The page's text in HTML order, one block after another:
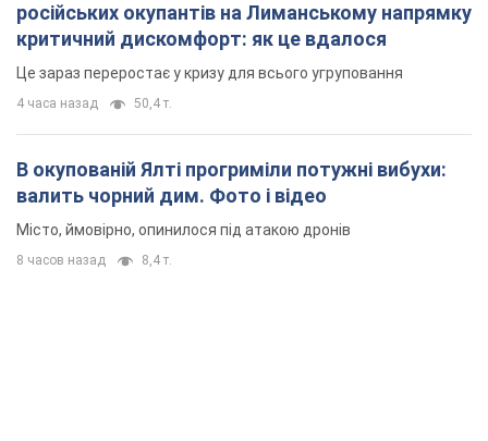
російських окупантів на Лиманському напрямку
критичний дискомфорт: як це вдалося
Це зараз переростає у кризу для всього угруповання
4 часа назад 50,4 т.
В окупованій Ялті прогриміли потужні вибухи:
валить чорний дим. Фото і відео
Місто, ймовірно, опинилося під атакою дронів
8 часов назад 8,4 т.